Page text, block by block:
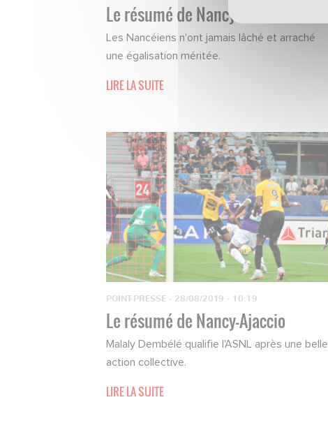
Le résumé de Nancy-Rodez
Les Nancéiens n'ont jamais lâché et arraché
une égalisation méritée.
LIRE LA SUITE
POINT-PRESSE · 28/08/2019 - 10:19
Le résumé de Nancy-Ajaccio
Malaly Dembélé qualifie l'ASNL après une belle
action collective.
LIRE LA SUITE